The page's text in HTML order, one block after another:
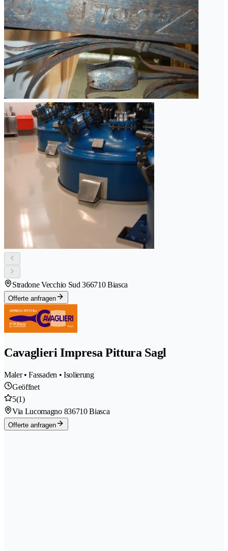
Stradone Vecchio Sud 366710 Biasca
Offerte anfragen
Cavaglieri Impresa Pittura Sagl
Maler • Fassaden • Isolierung
Geöffnet
5(1)
Via Lucomagno 836710 Biasca
Offerte anfragen